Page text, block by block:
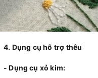
4. Dụng cụ hỗ trợ thêu
- Dụng cụ xỏ kim: